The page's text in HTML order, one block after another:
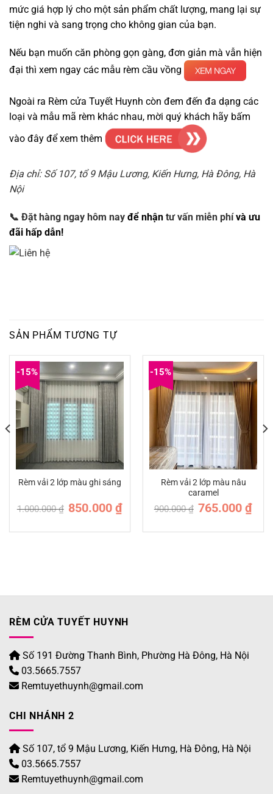
mức giá hợp lý cho một sản phẩm chất lượng, mang lại sự
tiện nghi và sang trọng cho không gian của bạn.
Nếu bạn muốn căn phòng gọn gàng, đơn giản mà vẫn hiện
đại thì xem ngay các mẫu rèm cầu vồng
Ngoài ra Rèm cửa Tuyết Huynh còn đem đến đa dạng các
loại và mẫu mã rèm khác nhau, mời quý khách hãy bấm
vào đây để xem thêm
Địa chỉ: Số 107, tổ 9 Mậu Lương, Kiến Hưng, Hà Đông, Hà
Nội
📞 Đặt hàng ngay hôm nay để nhận tư vấn miễn phívà ưu
đãi hấp dẫn!
SẢN PHẨM TƯƠNG TỰ
-15%
Rèm vải 2 lớp màu ghi sáng
1.000.000₫ Giá
gốc
850.000₫Giá
-15%
Rèm vải 2 lớp màu nâu
caramel
900.000₫ Giá
gốc
765.000₫Giá
RÈM CỬA TUYẾT HUYNH
Số 191 Đường Thanh Bình, Phường Hà Đông, Hà Nội
03.5665.7557
Remtuyethuynh@gmail.com
CHI NHÁNH 2
Số 107, tổ 9 Mậu Lương, Kiến Hưng, Hà Đông, Hà Nội
03.5665.7557
Remtuyethuynh@gmail.com